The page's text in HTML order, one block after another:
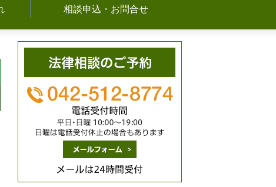
相談申込・お問合せ
メールは24時間受付